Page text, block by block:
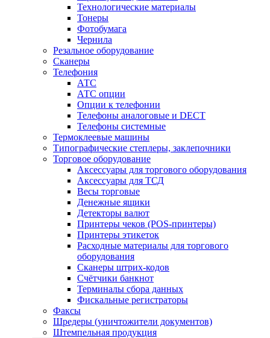
Технологические материалы
Тонеры
Фотобумага
Чернила
Резальное оборудование
Сканеры
Телефония
АТС
АТС опции
Опции к телефонии
Телефоны аналоговые и DECT
Телефоны системные
Термоклеевые машины
Типографические степлеры, заклепочники
Торговое оборудование
Аксессуары для торгового оборудования
Аксессуары для ТСД
Весы торговые
Денежные ящики
Детекторы валют
Принтеры чеков (POS-принтеры)
Принтеры этикеток
Расходные материалы для торгового
оборудования
Сканеры штрих-кодов
Счётчики банкнот
Терминалы сбора данных
Фискальные регистраторы
Факсы
Шредеры (уничтожители документов)
Штемпельная продукция